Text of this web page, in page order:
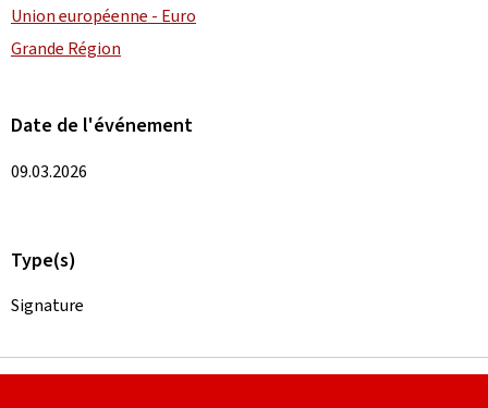
Union européenne - Euro
Grande Région
Date de l'événement
09.03.2026
Type(s)
Signature